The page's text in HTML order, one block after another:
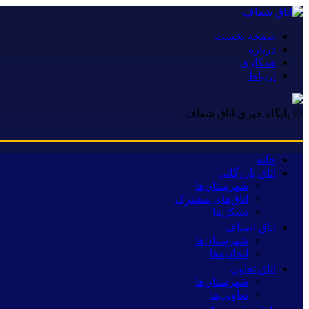
صفحه نخست
درباره
همکاری
ارتباط
۞ پایگاه خبری اتاق شفاف :
خانه
اتاق بازرگانی
شهرستان‌ها
اتاق‌های مشترک
تشکل‌ها
اتاق اصناف
شهرستان‌ها
اتحادیه‌ها
اتاق تعاون
شهرستان‌ها
تعاونی‌ها